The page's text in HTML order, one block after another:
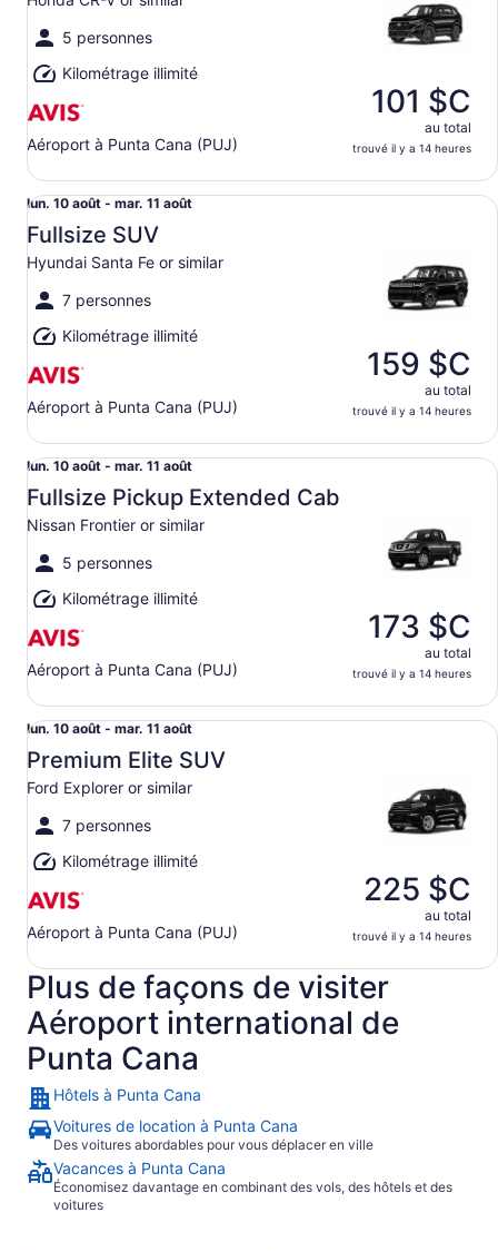
au mar.
11
août
5 personnes
Kilométrage illimité
Aéroport à Punta Cana (PUJ)
101 $C
au total
trouvé il y a 14 heures
Du lun.
10
août
au mar.
11
août
lun. 10 août - mar. 11 août
Fullsize SUV
Hyundai Santa Fe or similar
7 personnes
Kilométrage illimité
Aéroport à Punta Cana (PUJ)
159 $C
au total
trouvé il y a 14 heures
Fullsize SUV Hyundai Santa Fe or similar
Du lun.
10
août
au mar.
11
août
lun. 10 août - mar. 11 août
Fullsize Pickup Extended Cab
Nissan Frontier or similar
5 personnes
Kilométrage illimité
Aéroport à Punta Cana (PUJ)
173 $C
au total
trouvé il y a 14 heures
Fullsize Pickup Extended Cab Nissan Frontier or similar
Du lun.
10
août
au mar.
11
août
lun. 10 août - mar. 11 août
Premium Elite SUV
Ford Explorer or similar
7 personnes
Kilométrage illimité
Aéroport à Punta Cana (PUJ)
225 $C
au total
trouvé il y a 14 heures
Premium Elite SUV Ford Explorer or similar
Plus de façons de visiter
Aéroport international de
Punta Cana
Hôtels à Punta Cana
Voitures de location à Punta Cana
Des voitures abordables pour vous déplacer en ville
Vacances à Punta Cana
Économisez davantage en combinant des vols, des hôtels et des
voitures